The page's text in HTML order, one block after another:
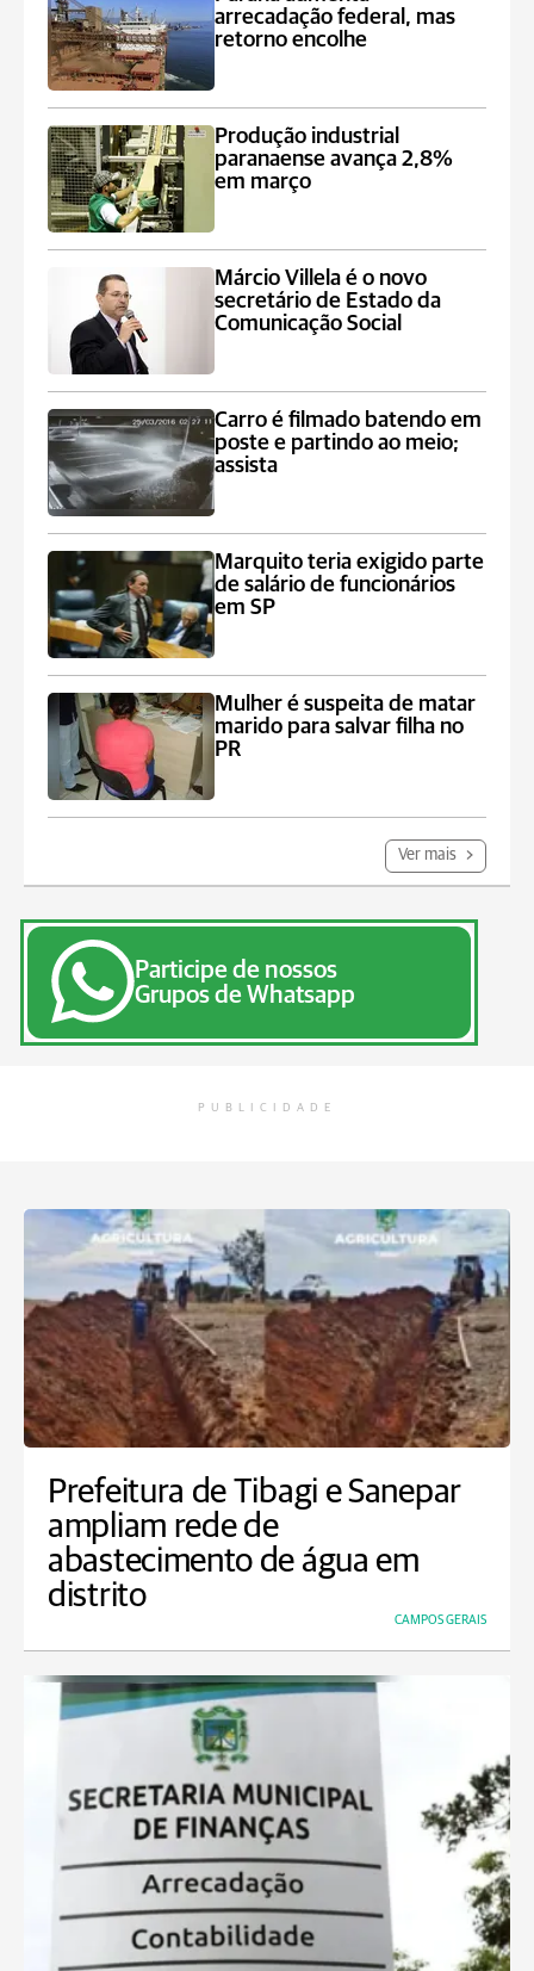
arrecadação federal, mas
retorno encolhe
Produção industrial
paranaense avança 2,8%
em março
Márcio Villela é o novo
secretário de Estado da
Comunicação Social
Carro é filmado batendo em
poste e partindo ao meio;
assista
Marquito teria exigido parte
de salário de funcionários
em SP
Mulher é suspeita de matar
marido para salvar filha no
PR
Ver mais
Participe de nossos
Grupos de Whatsapp
PUBLICIDADE
Prefeitura de Tibagi e Sanepar
ampliam rede de
abastecimento de água em
distrito
CAMPOS GERAIS